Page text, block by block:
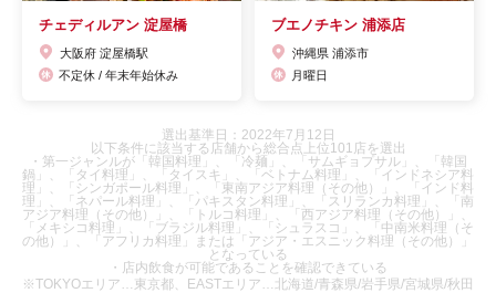
チェディルアン 淀屋橋
大阪府 淀屋橋駅
不定休 / 年末年始休み
ブエノチキン 浦添店
沖縄県 浦添市
月曜日
選出基準日：2022年7月12日
以下条件に該当する店舗から総合点上位101店を選出
・第一ジャンルが「韓国料理」、「冷麺」、「サムギョプサル」、「韓国
鍋」、「タイ料理」、「タイスキ」、「ベトナム料理」、「インドネシア料
理」、「シンガポール料理」、「東南アジア料理（その他）」、「インド料
理」、「ネパール料理」、「パキスタン料理」、「スリランカ料理」、「南
アジア料理（その他）」、「トルコ料理」、「西アジア料理（その他）」、
「メキシコ料理」、「ブラジル料理」、「シュラスコ」、「中南米料理（そ
の他）」、「アフリカ料理」または「アジア・エスニック料理（その他）」
となっている
・店内飲食が可能であることを確認できている
※TOKYOエリア…東京都、EASTエリア…北海道/青森県/岩手県/宮城県/秋田